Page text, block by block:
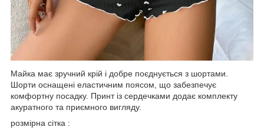
Майка має зручний крій і добре поєднується з шортами.
Шорти оснащені еластичним поясом, що забезпечує
комфортну посадку. Принт із сердечками додає комплекту
акуратного та приємного вигляду.
розмірна сітка :